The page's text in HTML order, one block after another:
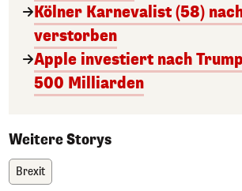
Kölner Karnevalist (58)
verstorben
Apple investiert nach
500 Milliarden
Weitere Storys
Brexit